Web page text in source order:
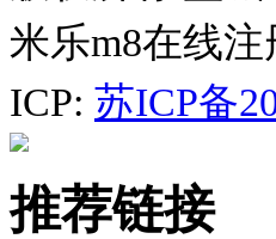
米乐m8在线
ICP: 苏ICP备
推荐链接